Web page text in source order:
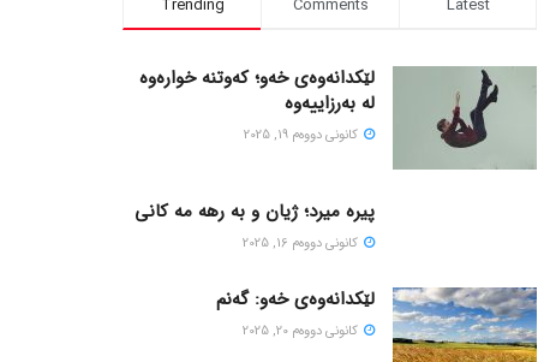
Trending Comments Latest
لێکدانەوەی خەو؛ کەوتنە خوارەوە
لە بەرزاییەوە
كانونی دووه‌م 19, 2025
پیره میرد؛ ژیان و به رهه مه کانی
كانونی دووه‌م 16, 2025
لێکدانەوەی خەو: گەنم
كانونی دووه‌م 20, 2025